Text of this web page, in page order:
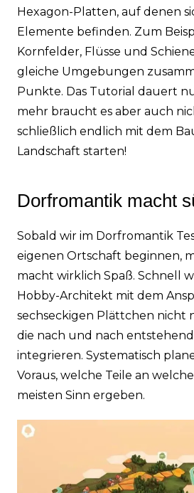
Hexagon-Platten, auf denen
Elemente befinden. Zum
Kornfelder, Flüsse und
gleiche Umgebungen
Punkte. Das Tutorial dauert
mehr braucht es aber auch
schließlich endlich mit dem
Landschaft starten!
Dorfromantik macht
Sobald wir im Dorfromantik
eigenen Ortschaft beginnen,
macht wirklich Spaß. Schnell
Hobby-Architekt mit dem
sechseckigen Plättchen nicht
die nach und nach
integrieren. Systematisch
Voraus, welche Teile an
meisten Sinn ergeben.